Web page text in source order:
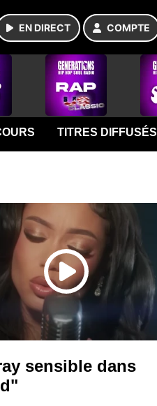
EN DIRECT COMPTE
TITRES DIFFUSÉS
sensible dans